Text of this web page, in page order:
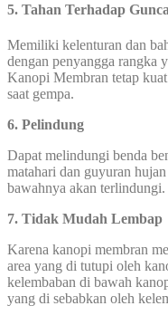
5. Tahan Terhadap
Memiliki kelenturan dan
dengan penyangga rangka
Kanopi Membran tetap
saat gempa.
6. Pelindung
Dapat melindungi benda
matahari dan guyuran
bawahnya akan terlindungi.
7. Tidak Mudah Lembap
Karena kanopi membran
area yang di tutupi oleh
kelembaban di bawah
yang di sebabkan oleh